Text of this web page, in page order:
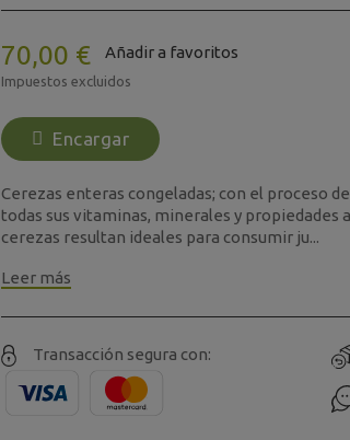
70,00 € Añadir a favoritos
Impuestos excluidos
Encargar
Cerezas enteras congeladas; con el proceso
todas sus vitaminas, minerales y propiedades
cerezas resultan ideales para consumir ju...
Leer más
Transacción segura con: